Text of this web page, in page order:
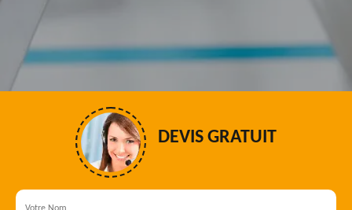
DEVIS GRATUIT